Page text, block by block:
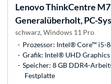
LenovoThinkCentre
Generalüberholt, PC-
schwarz, Windows 11 Pro
Prozessor: Intel® Core™ i5-
Grafik: Intel® UHD
Speicher: 8 GB DDR4-
Festplatte